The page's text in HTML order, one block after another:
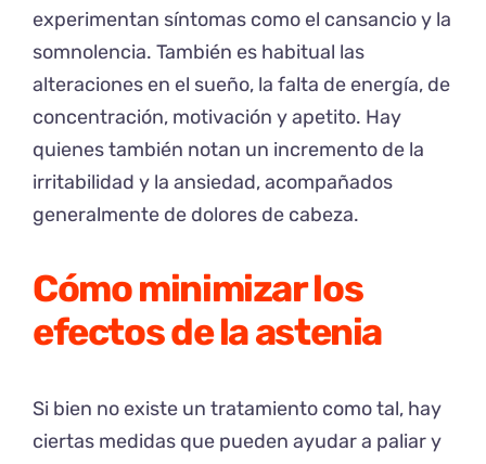
experimentan síntomas como el cansancio y la
somnolencia. También es habitual las
alteraciones en el sueño, la falta de energía, de
concentración, motivación y apetito. Hay
quienes también notan un incremento de la
irritabilidad y la ansiedad, acompañados
generalmente de dolores de cabeza.
Cómo minimizar los
efectos de la astenia
Si bien no existe un tratamiento como tal, hay
ciertas medidas que pueden ayudar a paliar y